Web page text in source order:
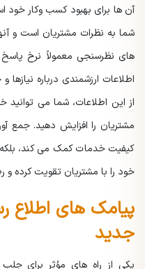
آن ها برای بهبود کسب وکار خود
شما به نظرات مشتریان است و
های نظرسنجی معمولاً نرخ پاسخ
اطلاعات ارزشمندی درباره
از این اطلاعات، شما می
مشتریان را افزایش دهید. جمع
کیفیت خدمات کمک می کند،
خود را با مشتریان تقویت کرده و
پیامک های اطلاع
جدید
یکی از راه های مؤثر برای جلب